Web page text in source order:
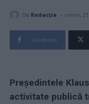
De Redacţia - vineri,
Facebook
Președintele
activitate publică